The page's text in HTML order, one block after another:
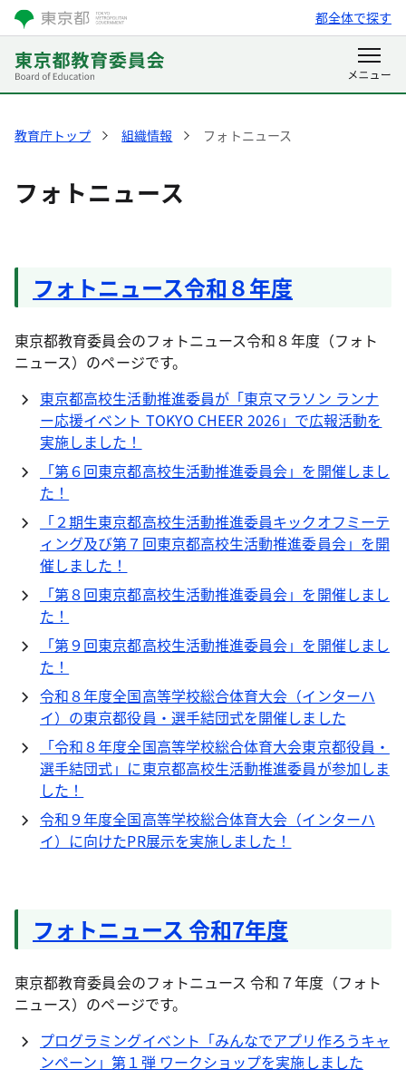
都全体で探す
教育庁トップ 組織情報 フォトニュース
フォトニュース
フォトニュース令和８年度
東京都教育委員会のフォトニュース令和８年度（フォト
ニュース）のページです。
東京都高校生活動推進委員が「東京マラソン ランナ
ー応援イベント TOKYO CHEER 2026」で広報活動を
実施しました！
「第６回東京都高校生活動推進委員会」を開催しまし
た！
「２期生東京都高校生活動推進委員キックオフミーテ
ィング及び第７回東京都高校生活動推進委員会」を開
催しました！
「第８回東京都高校生活動推進委員会」を開催しまし
た！
「第９回東京都高校生活動推進委員会」を開催しまし
た！
令和８年度全国高等学校総合体育大会（インターハ
イ）の東京都役員・選手結団式を開催しました
「令和８年度全国高等学校総合体育大会東京都役員・
選手結団式」に東京都高校生活動推進委員が参加しま
した！
令和９年度全国高等学校総合体育大会（インターハ
イ）に向けたPR展示を実施しました！
フォトニュース 令和7年度
東京都教育委員会のフォトニュース 令和７年度（フォト
ニュース）のページです。
プログラミングイベント「みんなでアプリ作ろうキャ
ンペーン」第１弾 ワークショップを実施しました